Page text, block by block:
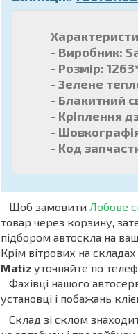
- Виробник:
- Розмір:
- Зелене
- Блакитний
- Кріплення
-
- Код
Щоб замовити Лобове
товар через корзину,
підбором автоскла на
Крім вітрових на
Matiz уточняйте по
Фахівці нашого
установці і побажань
Склад зі склом